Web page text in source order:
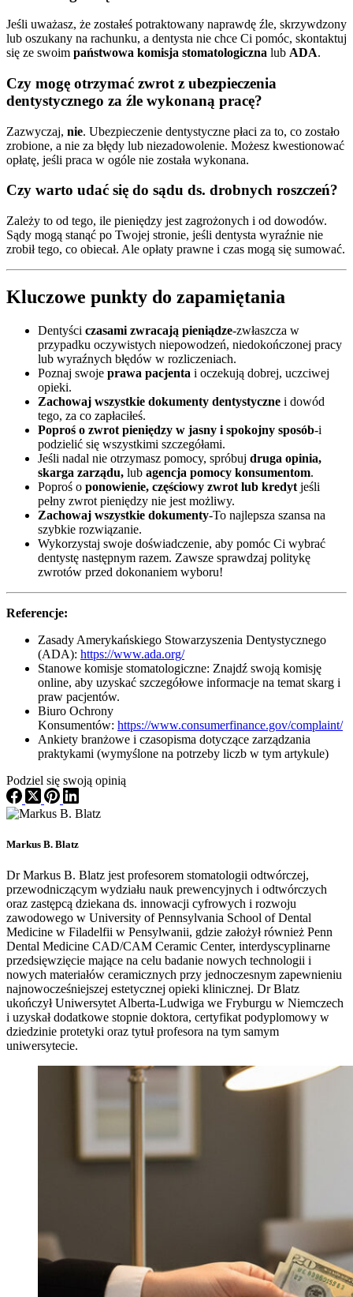
Jeśli uważasz, że zostałeś potraktowany naprawdę źle, skrzywdzony
lub oszukany na rachunku, a dentysta nie chce Ci pomóc, skontaktuj
się ze swoim państwowa komisja stomatologiczna lub ADA.
Czy mogę otrzymać zwrot z ubezpieczenia
dentystycznego za źle wykonaną pracę?
Zazwyczaj, nie. Ubezpieczenie dentystyczne płaci za to, co zostało
zrobione, a nie za błędy lub niezadowolenie. Możesz kwestionować
opłatę, jeśli praca w ogóle nie została wykonana.
Czy warto udać się do sądu ds. drobnych roszczeń?
Zależy to od tego, ile pieniędzy jest zagrożonych i od dowodów.
Sądy mogą stanąć po Twojej stronie, jeśli dentysta wyraźnie nie
zrobił tego, co obiecał. Ale opłaty prawne i czas mogą się sumować.
Kluczowe punkty do zapamiętania
Dentyści czasami zwracają pieniądze-zwłaszcza w
przypadku oczywistych niepowodzeń, niedokończonej pracy
lub wyraźnych błędów w rozliczeniach.
Poznaj swoje prawa pacjenta i oczekują dobrej, uczciwej
opieki.
Zachowaj wszystkie dokumenty dentystyczne i dowód
tego, za co zapłaciłeś.
Poproś o zwrot pieniędzy w jasny i spokojny sposób-i
podzielić się wszystkimi szczegółami.
Jeśli nadal nie otrzymasz pomocy, spróbuj druga opinia,
skarga zarządu, lub agencja pomocy konsumentom.
Poproś o ponowienie, częściowy zwrot lub kredyt jeśli
pełny zwrot pieniędzy nie jest możliwy.
Zachowaj wszystkie dokumenty-To najlepsza szansa na
szybkie rozwiązanie.
Wykorzystaj swoje doświadczenie, aby pomóc Ci wybrać
dentystę następnym razem. Zawsze sprawdzaj politykę
zwrotów przed dokonaniem wyboru!
Referencje:
Zasady Amerykańskiego Stowarzyszenia Dentystycznego
(ADA): https://www.ada.org/
Stanowe komisje stomatologiczne: Znajdź swoją komisję
online, aby uzyskać szczegółowe informacje na temat skarg i
praw pacjentów.
Biuro Ochrony
Konsumentów: https://www.consumerfinance.gov/complaint/
Ankiety branżowe i czasopisma dotyczące zarządzania
praktykami (wymyślone na potrzeby liczb w tym artykule)
Podziel się swoją opinią
Markus B. Blatz
Dr Markus B. Blatz jest profesorem stomatologii odtwórczej,
przewodniczącym wydziału nauk prewencyjnych i odtwórczych
oraz zastępcą dziekana ds. innowacji cyfrowych i rozwoju
zawodowego w University of Pennsylvania School of Dental
Medicine w Filadelfii w Pensylwanii, gdzie założył również Penn
Dental Medicine CAD/CAM Ceramic Center, interdyscyplinarne
przedsięwzięcie mające na celu badanie nowych technologii i
nowych materiałów ceramicznych przy jednoczesnym zapewnieniu
najnowocześniejszej estetycznej opieki klinicznej. Dr Blatz
ukończył Uniwersytet Alberta-Ludwiga we Fryburgu w Niemczech
i uzyskał dodatkowe stopnie doktora, certyfikat podyplomowy w
dziedzinie protetyki oraz tytuł profesora na tym samym
uniwersytecie.